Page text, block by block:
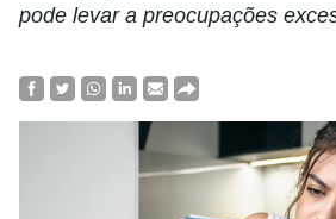
pode levar a preocupações